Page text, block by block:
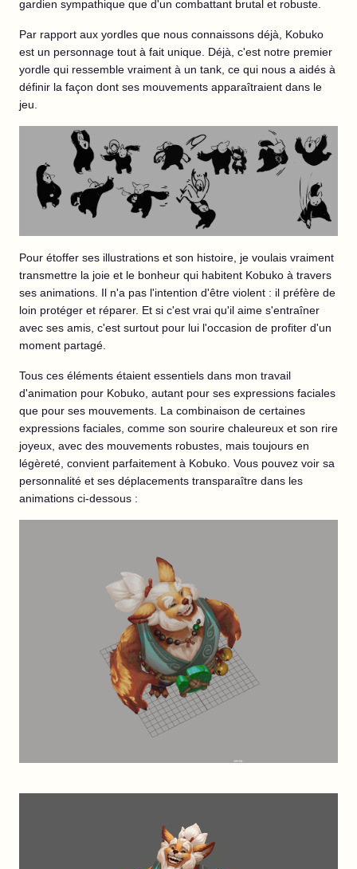
gardien sympathique que d'un combattant brutal et robuste.
Par rapport aux yordles que nous connaissons déjà, Kobuko
est un personnage tout à fait unique. Déjà, c'est notre premier
yordle qui ressemble vraiment à un tank, ce qui nous a aidés à
définir la façon dont ses mouvements apparaîtraient dans le
jeu.
Pour étoffer ses illustrations et son histoire, je voulais vraiment
transmettre la joie et le bonheur qui habitent Kobuko à travers
ses animations. Il n'a pas l'intention d'être violent : il préfère de
loin protéger et réparer. Et si c'est vrai qu'il aime s'entraîner
avec ses amis, c'est surtout pour lui l'occasion de profiter d'un
moment partagé.
Tous ces éléments étaient essentiels dans mon travail
d'animation pour Kobuko, autant pour ses expressions faciales
que pour ses mouvements. La combinaison de certaines
expressions faciales, comme son sourire chaleureux et son rire
joyeux, avec des mouvements robustes, mais toujours en
légèreté, convient parfaitement à Kobuko. Vous pouvez voir sa
personnalité et ses déplacements transparaître dans les
animations ci-dessous :